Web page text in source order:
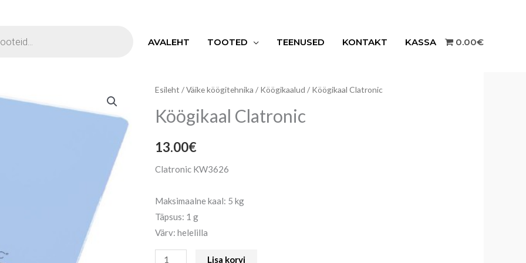
AVALEHT
TOOTED TEENUSED KONTAKT KASSA 0.00€
Esileht /Väike köögitehnika / Köögikaalud / Köögikaal Clatronic
Köögikaal Clatronic
13.00€
Clatronic KW3626
Maksimaalne kaal: 5 kg
Täpsus: 1 g
Värv: helelilla
Köögikaal
kogus
Lisa korvi